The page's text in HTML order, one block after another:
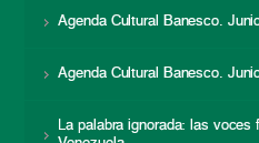
Agenda Cultural Banesco.
Agenda Cultural Banesco.
La palabra ignorada: las voces